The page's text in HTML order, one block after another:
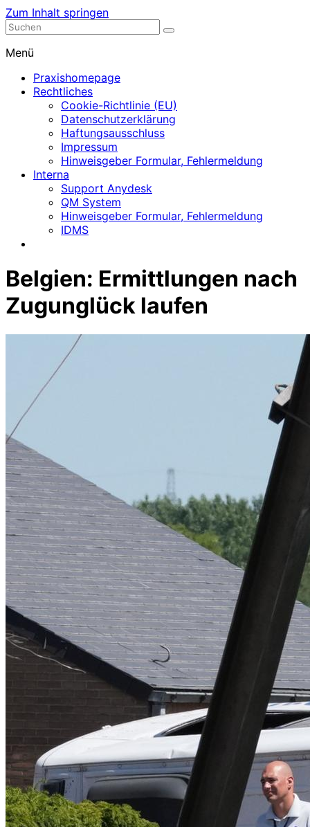
Zum Inhalt springen
Nephrologische Praxis mit Dialyse
Menü
Praxishomepage
Rechtliches
Cookie-Richtlinie (EU)
Datenschutzerklärung
Haftungsausschluss
Impressum
Hinweisgeber Formular, Fehlermeldung
Interna
Support Anydesk
QM System
Hinweisgeber Formular, Fehlermeldung
IDMS
Belgien: Ermittlungen nach
Zugunglück laufen